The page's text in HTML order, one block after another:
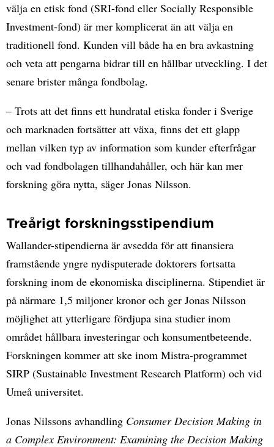
välja en etisk fond (SRI-fond eller Socially Responsible
Investment-fond) är mer komplicerat än att välja en
traditionell fond. Kunden vill både ha en bra avkastning
och veta att pengarna bidrar till en hållbar utveckling. I det
senare brister många fondbolag.
– Trots att det finns ett hundratal etiska fonder i Sverige
och marknaden fortsätter att växa, finns det ett glapp
mellan vilken typ av information som kunder efterfrågar
och vad fondbolagen tillhandahåller, och här kan mer
forskning göra nytta, säger Jonas Nilsson.
Treårigt forskningsstipendium
Wallander-stipendierna är avsedda för att finansiera
framstående yngre nydisputerade doktorers fortsatta
forskning inom de ekonomiska disciplinerna. Stipendiet är
på närmare 1,5 miljoner kronor och ger Jonas Nilsson
möjlighet att ytterligare fördjupa sina studier inom
området hållbara investeringar och konsumentbeteende.
Forskningen kommer att ske inom Mistra-programmet
SIRP (Sustainable Investment Research Platform) och vid
Umeå universitet.
Jonas Nilssons avhandling Consumer Decision Making in
a Complex Environment: Examining the Decision Making